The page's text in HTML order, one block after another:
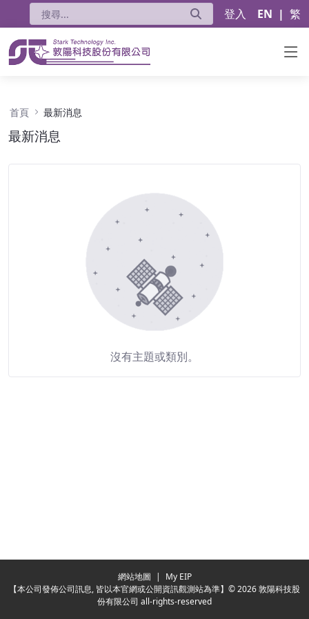
登入 EN | 繁
首頁 最新消息
最新消息
沒有主題或類別。
網站地圖 |
My EIP
【本公司發佈公司訊息, 皆以本官網或公開資訊觀測站為準】© 2026 敦陽科技股
份有限公司 all-rights-reserved